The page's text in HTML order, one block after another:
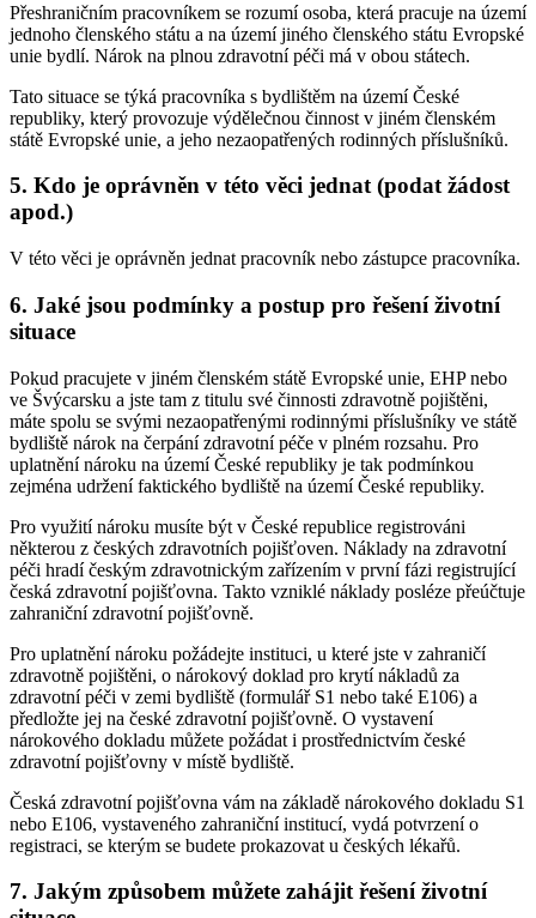
Přeshraničním pracovníkem se rozumí osoba, která pracuje na území
jednoho členského státu a na území jiného členského státu Evropské
unie bydlí. Nárok na plnou zdravotní péči má v obou státech.
Tato situace se týká pracovníka s bydlištěm na území České
republiky, který provozuje výdělečnou činnost v jiném členském
státě Evropské unie, a jeho nezaopatřených rodinných příslušníků.
5. Kdo je oprávněn v této věci jednat (podat žádost
apod.)
V této věci je oprávněn jednat pracovník nebo zástupce pracovníka.
6. Jaké jsou podmínky a postup pro řešení životní
situace
Pokud pracujete v jiném členském státě Evropské unie, EHP nebo
ve Švýcarsku a jste tam z titulu své činnosti zdravotně pojištěni,
máte spolu se svými nezaopatřenými rodinnými příslušníky ve státě
bydliště nárok na čerpání zdravotní péče v plném rozsahu. Pro
uplatnění nároku na území České republiky je tak podmínkou
zejména udržení faktického bydliště na území České republiky.
Pro využití nároku musíte být v České republice registrováni
některou z českých zdravotních pojišťoven. Náklady na zdravotní
péči hradí českým zdravotnickým zařízením v první fázi registrující
česká zdravotní pojišťovna. Takto vzniklé náklady posléze přeúčtuje
zahraniční zdravotní pojišťovně.
Pro uplatnění nároku požádejte instituci, u které jste v zahraničí
zdravotně pojištěni, o nárokový doklad pro krytí nákladů za
zdravotní péči v zemi bydliště (formulář S1 nebo také E106) a
předložte jej na české zdravotní pojišťovně. O vystavení
nárokového dokladu můžete požádat i prostřednictvím české
zdravotní pojišťovny v místě bydliště.
Česká zdravotní pojišťovna vám na základě nárokového dokladu S1
nebo E106, vystaveného zahraniční institucí, vydá potvrzení o
registraci, se kterým se budete prokazovat u českých lékařů.
7. Jakým způsobem můžete zahájit řešení životní